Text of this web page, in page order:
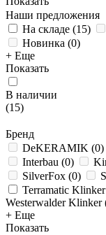
Наши предложения
На складе (15)
Новинка (0)
+ Еще
Показать
В наличии
(15)
Бренд
DeKERAMIK (0)
Interbau (0)
SilverFox (0)
Terramatic Klinker
Westerwalder Klinker
+ Еще
Показать